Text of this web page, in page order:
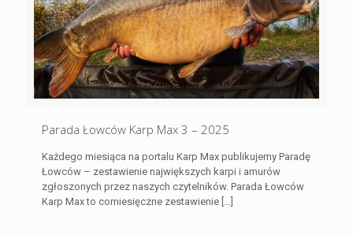
Parada Łowców Karp Max 3 – 2025
Każdego miesiąca na portalu Karp Max publikujemy Paradę
Łowców – zestawienie największych karpi i amurów
zgłoszonych przez naszych czytelników. Parada Łowców
Karp Max to comiesięczne zestawienie […]